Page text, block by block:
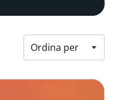
Ordina per